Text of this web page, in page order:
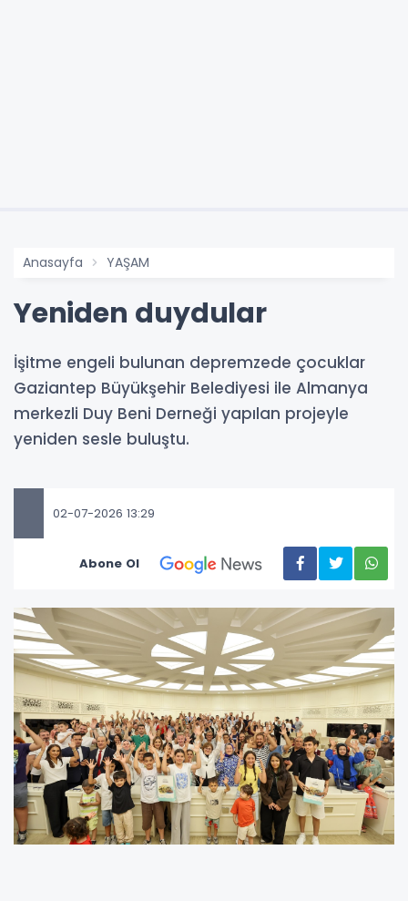
Anasayfa YAŞAM
Yeniden duydular
İşitme engeli bulunan depremzede çocuklar
Gaziantep Büyükşehir Belediyesi ile Almanya
merkezli Duy Beni Derneği yapılan projeyle
yeniden sesle buluştu.
02-07-2026 13:29
Abone Ol